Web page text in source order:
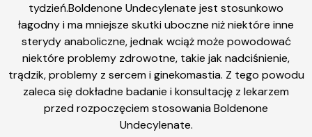
tydzień.Boldenone Undecylenate jest stosunkowo
łagodny i ma mniejsze skutki uboczne niż niektóre inne
sterydy anaboliczne, jednak wciąż może powodować
niektóre problemy zdrowotne, takie jak nadciśnienie,
trądzik, problemy z sercem i ginekomastia. Z tego powodu
zaleca się dokładne badanie i konsultację z lekarzem
przed rozpoczęciem stosowania Boldenone
Undecylenate.